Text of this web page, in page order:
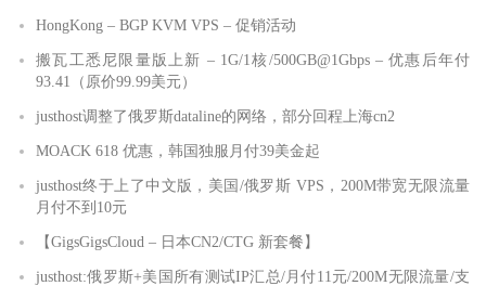
HongKong – BGP KVM VPS – 促销活动
搬瓦工悉尼限量版上新 – 1G/1核/500GB@1Gbps – 优惠后年付
93.41（原价99.99美元）
justhost调整了俄罗斯dataline的网络，部分回程上海cn2
MOACK 618 优惠，韩国独服月付39美金起
justhost终于上了中文版，美国/俄罗斯 VPS，200M带宽无限流量
月付不到10元
【GigsGigsCloud – 日本CN2/CTG 新套餐】
justhost:俄罗斯+美国所有测试IP汇总/月付11元/200M无限流量/支